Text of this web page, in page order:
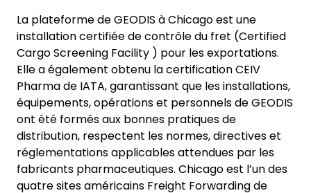
La plateforme de GEODIS à Chicago est une
installation certifiée de contrôle du fret (Certified
Cargo Screening Facility ) pour les exportations.
Elle a également obtenu la certification CEIV
Pharma de IATA, garantissant que les installations,
équipements, opérations et personnels de GEODIS
ont été formés aux bonnes pratiques de
distribution, respectent les normes, directives et
réglementations applicables attendues par les
fabricants pharmaceutiques. Chicago est l’un des
quatre sites américains Freight Forwarding de